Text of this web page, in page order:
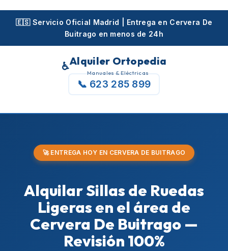
Skip
🇪🇸 Servicio Oficial Madrid | Entrega en Cervera De
Buitrago en menos de 24h
♿Alquiler Ortopedia
Manuales & Eléctricas
📞 623 285 899
🚀 ENTREGA HOY EN CERVERA DE BUITRAGO
Alquilar Sillas de Ruedas
Ligeras en el área de
Cervera De Buitrago —
Revisión 100%